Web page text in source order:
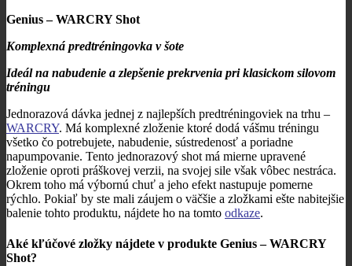
Genius – WARCRY Shot
Komplexná predtréningovka v šote
Ideál na nabudenie a zlepšenie prekrvenia pri klasickom silovom
tréningu
Jednorazová dávka jednej z najlepších predtréningoviek na trhu –
WARCRY. Má komplexné zloženie ktoré dodá vášmu tréningu
všetko čo potrebujete, nabudenie, sústredenosť a poriadne
napumpovanie. Tento jednorazový shot má mierne upravené
zloženie oproti práškovej verzii, na svojej sile však vôbec nestráca.
Okrem toho má výbornú chuť a jeho efekt nastupuje pomerne
rýchlo. Pokiaľ by ste mali záujem o väčšie a zložkami ešte nabitejšie
balenie tohto produktu, nájdete ho na tomto odkaze.
Aké kľúčové zložky nájdete v produkte Genius – WARCRY
Shot?